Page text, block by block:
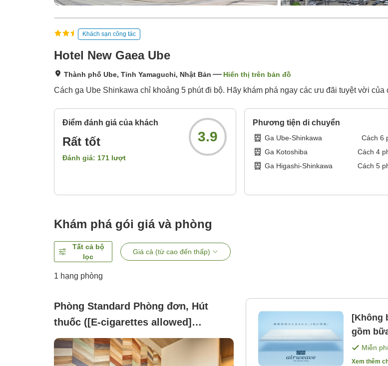
Khách sạn công tác
Hotel New Gaea Ube
Thành phố Ube, Tỉnh Yamaguchi, Nhật Bản Hiển thị trên bản đồ
Cách ga Ube Shinkawa chỉ khoảng 5 phút đi bộ. Hãy khám phá ngay các ưu đãi tuyệt vời của
Điểm đánh giá của khách
Rất tốt
Đánh giá: 171 lượt
3.9
Phương tiện di chuyển
Ga Ube-Shinkawa Cách 6
Ga Kotoshiba
Cách 4
Ga Higashi-Shinkawa
Cách 5
Khám phá gói giá và phòng
Tất cả bộ
lọc
Giá cả (từ cao đến thấp)
1 hạng phòng
Phòng Standard Phòng đơn, Hút
thuốc ([E-cigarettes allowed]
Renewed Single Room )
[Không
gồm
Miễn
Xem thêm